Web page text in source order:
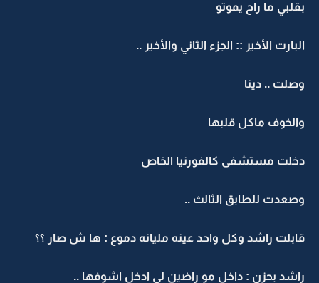
بقلبي ما راح يموتو
البارت الأخير :: الجزء الثاني والأخير ..
وصلت .. دينا
والخوف ماكل قلبها
دخلت مستشفى كالفورنيا الخاص
وصعدت للطابق الثالث ..
قابلت راشد وكل واحد عينه مليانه دموع : ها ش صار ؟؟
راشد بحزن : داخل مو راضين لي ادخل اشوفها ..